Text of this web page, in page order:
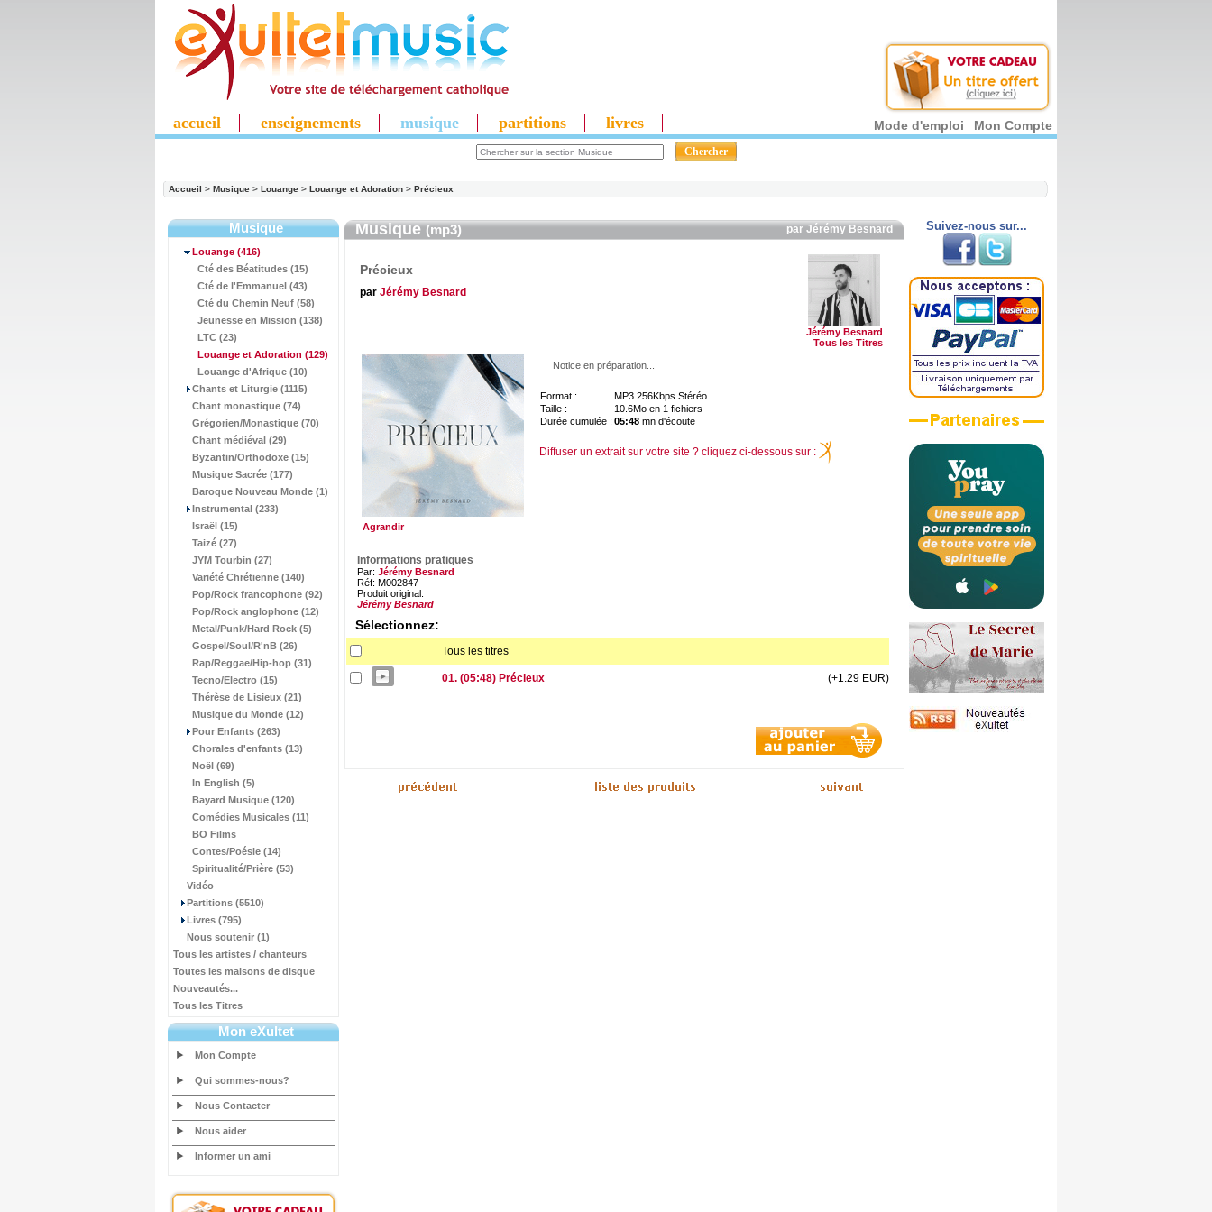
accueil enseignements musique partitions livres Mode d'emploi Mon Compte
Accueil > Musique > Louange > Louange et Adoration > Précieux
Musique
Louange (416)
Cté des Béatitudes (15)
Cté de l'Emmanuel (43)
Cté du Chemin Neuf (58)
Jeunesse en Mission (138)
LTC (23)
Louange et Adoration (129)
Louange d'Afrique (10)
Chants et Liturgie (1115)
Chant monastique (74)
Grégorien/Monastique (70)
Chant médiéval (29)
Byzantin/Orthodoxe (15)
Musique Sacrée (177)
Baroque Nouveau Monde (1)
Instrumental (233)
Israël (15)
Taizé (27)
JYM Tourbin (27)
Variété Chrétienne (140)
Pop/Rock francophone (92)
Pop/Rock anglophone (12)
Metal/Punk/Hard Rock (5)
Gospel/Soul/R'nB (26)
Rap/Reggae/Hip-hop (31)
Tecno/Electro (15)
Thérèse de Lisieux (21)
Musique du Monde (12)
Pour Enfants (263)
Chorales d'enfants (13)
Noël (69)
In English (5)
Bayard Musique (120)
Comédies Musicales (11)
BO Films
Contes/Poésie (14)
Spiritualité/Prière (53)
Vidéo
Partitions (5510)
Livres (795)
Nous soutenir (1)
Tous les artistes / chanteurs
Toutes les maisons de disque
Nouveautés...
Tous les Titres
Mon eXultet
Mon Compte
Qui sommes-nous?
Nous Contacter
Nous aider
Informer un ami
Musique(mp3) par Jérémy Besnard
Précieux
par Jérémy Besnard
Jérémy Besnard
Tous les Titres
Agrandir
Informations pratiques
Par: Jérémy Besnard
Réf: M002847
Produit original:
Jérémy Besnard
Notice en préparation...
Format :
MP3 256Kbps Stéréo
Taille :
10.6Mo en 1 fichiers
Durée cumulée : 05:48 mn d'écoute
Diffuser un extrait sur votre site ? cliquez ci-dessous sur :
Sélectionnez:
Tous les titres
01. (05:48) Précieux (+1.29 EUR)
Suivez-nous sur...